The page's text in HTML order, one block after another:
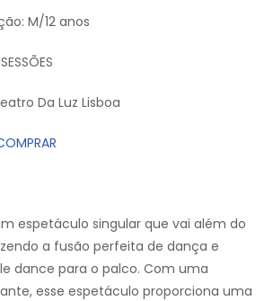
M/12 anos
Da Luz Lisboa
espetáculo singular que vai além do
a fusão perfeita de dança e
dance para o palco. Com uma
esse espetáculo proporciona uma